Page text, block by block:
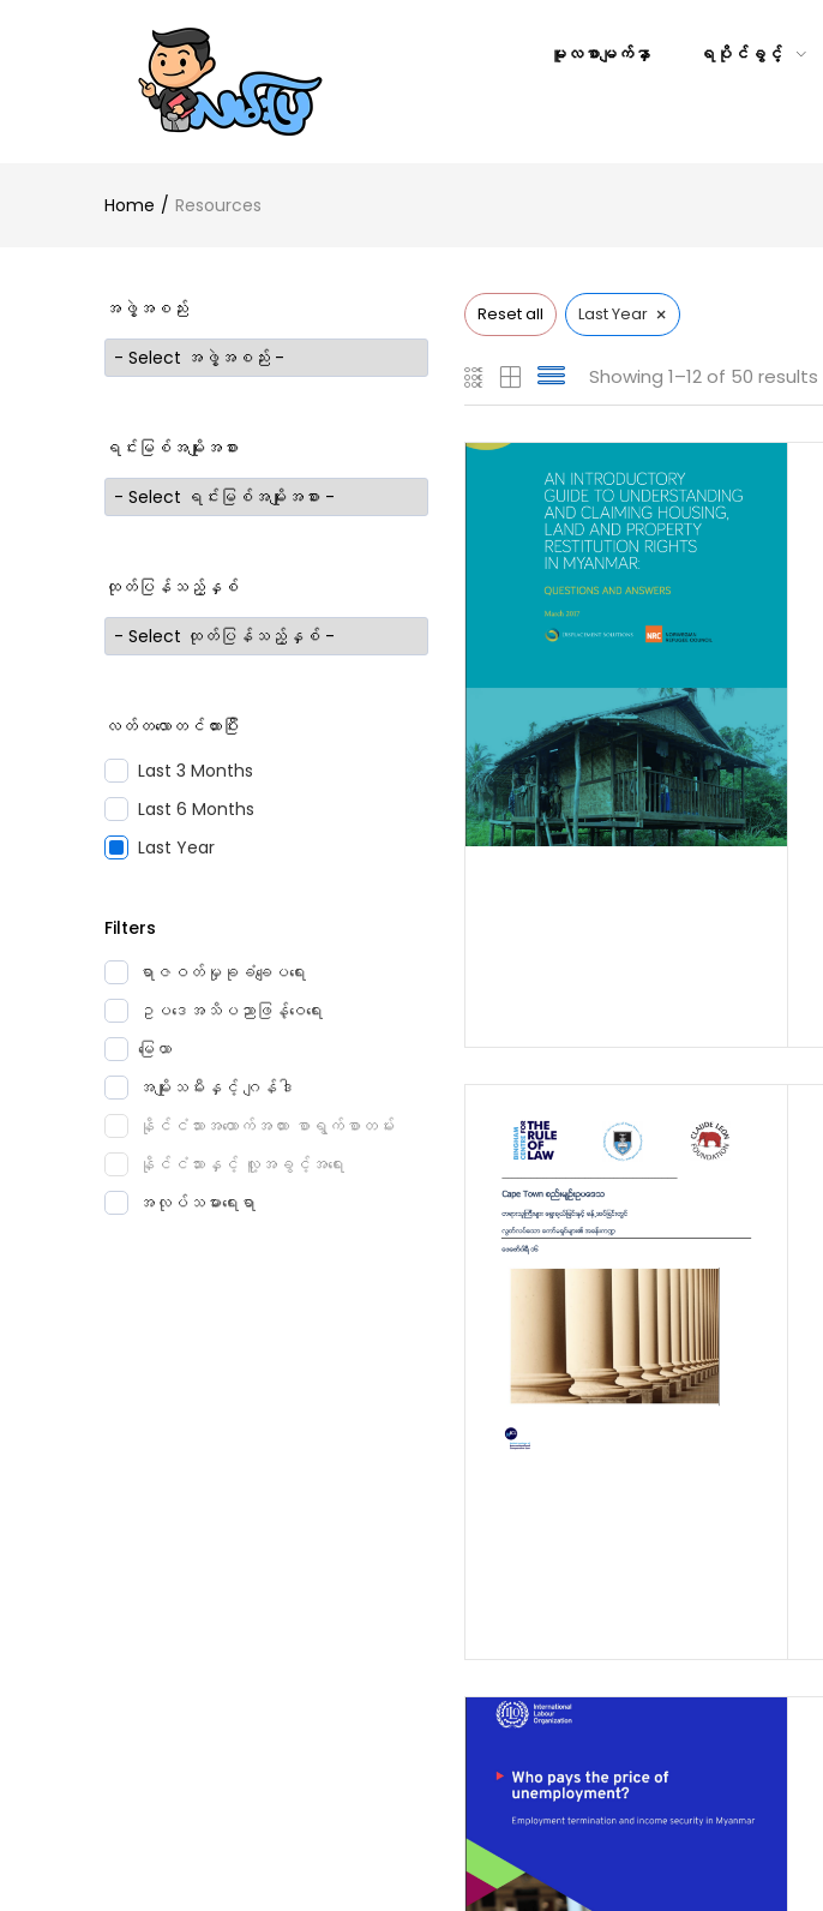
မူလစာမျက်နှာ ရပိုင်ခွင့်
Home Resources
Reset all Last Year ×
Showing 1–12 of 50 results
အဖွဲ့အစည်း
ရင်းမြစ်အမျိုးအစား
ထုတ်ပြန်သည့်နှစ်
လတ်တလောတင်ထားပြီး
Last 3 Months
Last 6 Months
Last Year
Filters
ရာဇဝတ်မှုခုခံချေပရေး
ဥပဒေအသိပညာဖြန့်ဝေရေး
မြေယာ
အမျိုးသမီးနှင့် ဂျန်ဒါ
နိုင်ငံသားအထောက်အထား စာရွက်စာတမ်း
နိုင်ငံသားနှင့် လူ့အခွင့်အရေး
အလုပ်သမားရေးရာ